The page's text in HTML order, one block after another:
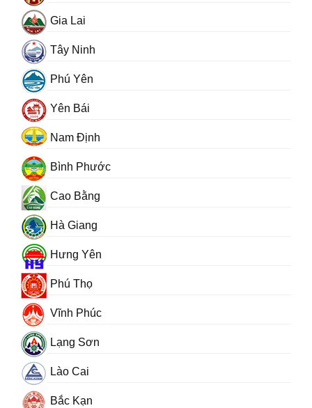
Gia Lai
Tây Ninh
Phú Yên
Yên Bái
Nam Định
Bình Phước
Cao Bằng
Hà Giang
Hưng Yên
Phú Thọ
Vĩnh Phúc
Lạng Sơn
Lào Cai
Bắc Kạn